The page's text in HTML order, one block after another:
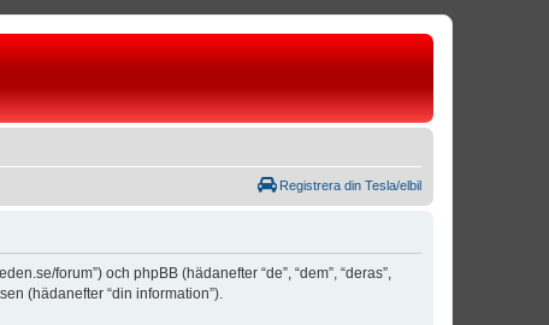
Registrera din Tesla/elbil
forum”) och phpBB (hädanefter “de”, “dem”, “deras”,
(hädanefter “din information”).